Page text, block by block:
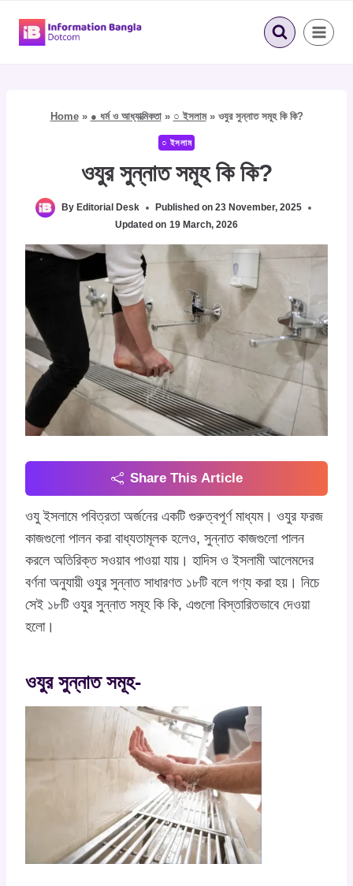
Home» ● ধর্ম ও আধ্যাত্মিকতা» ○ ইসলাম» ওযুর সুন্নাত সমূহ কি কি?
○ ইসলাম
ওযুর সুন্নাত সমূহ কি কি?
By Editorial Desk Published on 23 November, 2025
Updated on 19 March, 2026
Share This Article
ওযু ইসলামে পবিত্রতা অর্জনের একটি গুরুত্বপূর্ণ মাধ্যম। ওযুর ফরজ
কাজগুলো পালন করা বাধ্যতামূলক হলেও, সুন্নাত কাজগুলো পালন
করলে অতিরিক্ত সওয়াব পাওয়া যায়। হাদিস ও ইসলামী আলেমদের
বর্ণনা অনুযায়ী ওযুর সুন্নাত সাধারণত ১৮টি বলে গণ্য করা হয়। নিচে
সেই ১৮টি ওযুর সুন্নাত সমূহ কি কি, এগুলো বিস্তারিতভাবে দেওয়া
হলো।
ওযুর সুন্নাত সমূহ-